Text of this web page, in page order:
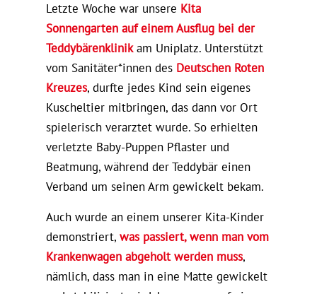
Letzte Woche war unsere Kita
Sonnengarten auf einem Ausflug bei der
Teddybärenklinikam Uniplatz. Unterstützt
vom Sanitäter*innen des Deutschen Roten
Kreuzes, durfte jedes Kind sein eigenes
Kuscheltier mitbringen, das dann vor Ort
spielerisch verarztet wurde. So erhielten
verletzte Baby-Puppen Pflaster und
Beatmung, während der Teddybär einen
Verband um seinen Arm gewickelt bekam.
Auch wurde an einem unserer Kita-Kinder
demonstriert, was passiert, wenn man vom
Krankenwagen abgeholt werden muss,
nämlich, dass man in eine Matte gewickelt